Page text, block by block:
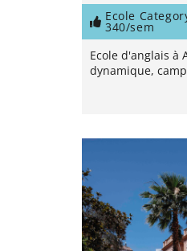
Ecole
340/sem
Ecole d'anglais à
dynamique,